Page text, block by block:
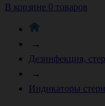
В корзине 0 товаров
→
Дезинфекция,
→
Индикаторы